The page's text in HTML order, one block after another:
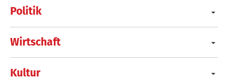
Politik
Wirtschaft
Kultur